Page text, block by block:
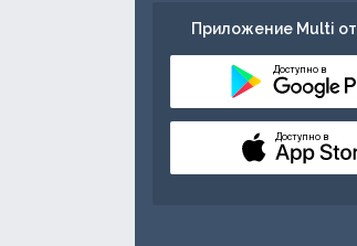
Приложение Multi
Доступно в
Доступно в